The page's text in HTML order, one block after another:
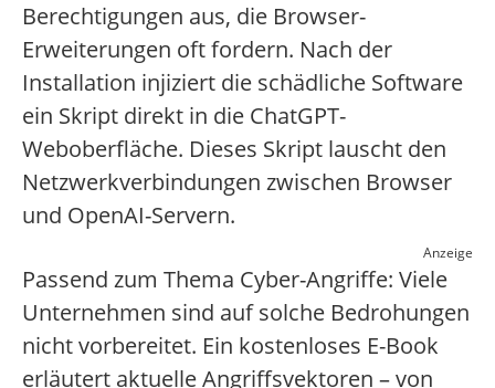
Berechtigungen aus, die Browser-
Erweiterungen oft fordern. Nach der
Installation injiziert die schädliche Software
ein Skript direkt in die ChatGPT-
Weboberfläche. Dieses Skript lauscht den
Netzwerkverbindungen zwischen Browser
und OpenAI-Servern.
Anzeige
Passend zum Thema Cyber-Angriffe: Viele
Unternehmen sind auf solche Bedrohungen
nicht vorbereitet. Ein kostenloses E-Book
erläutert aktuelle Angriffsvektoren – von